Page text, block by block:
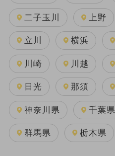
二子玉川 上野
立川 横浜
川崎 川越
日光 那須
神奈川県 千葉県
群馬県 栃木県